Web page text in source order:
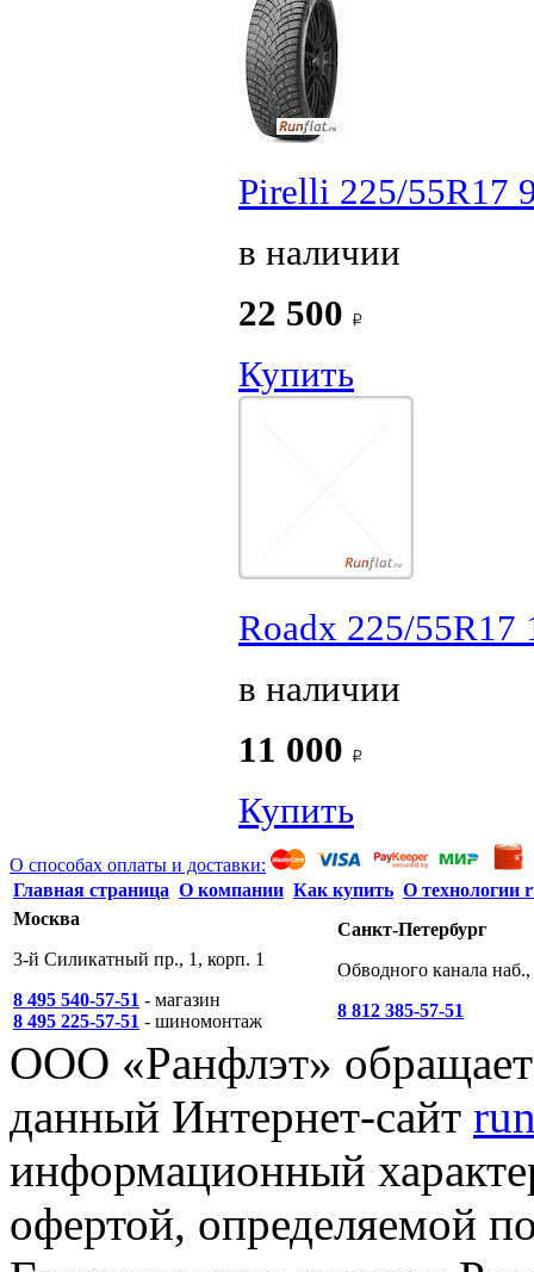
Pirelli 225/55R17
в наличии
22 500
Купить
Roadx 225/
в наличии
11 000
Купить
О способах оплаты и доставки:
Главная страница О компании Как купить О технологии
Москва
3-й Силикатный пр., 1, корп. 1
8 495 540-57-51 - магазин
8 495 225-57-51 - шиномонтаж
Санкт-Петербург
Обводного канала
8 812 385-57-51
ООО «Ранфлэт»
данный Интернет-сайт
информационный
офертой, определяемой